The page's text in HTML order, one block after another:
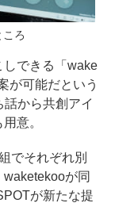
ろ
しできる「wake
が可能だという
話から共創アイ
意。
でそれぞれ別
が同
が新たな提